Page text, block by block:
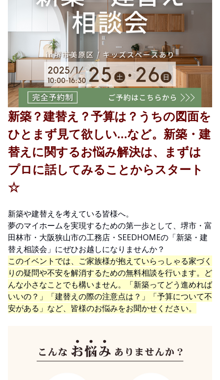
新築？建替え？予算は？うちの図面を
ひとまず見て欲しい…など。 新築・建
替えに関するお悩み解決は、まずは
プロに話してみることからスタート
☆
新築や建替えを考えている皆様へ。
夢のマイホームを実現するための第一歩として、堺市・富
田林市・大阪狭山市の工務店・SEEDHOMEの「新築・建
替え相談会」にぜひお越しになりませんか？
このイベントでは、ご家族様が抱えていらっしゃる家づく
りの疑問や不安を解消するための無料相談を行います。ど
んな小さなことでも構いません。「新築ってどう進めれば
いいの？」「建替えの際の注意点は？」「予算について不
安がある」など、皆様のお悩みをお聞かせください。